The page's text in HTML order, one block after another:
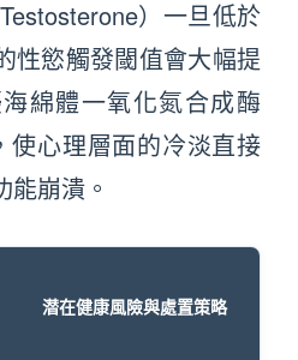
）一旦低於
性慾觸發閾值會大幅提
綿體一氧化氮合成酶
使心理層面的冷淡直接
崩潰。
潜在健康風險與處置策略